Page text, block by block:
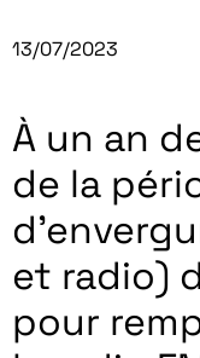
13/07/2023
À un an
de la
et radio)
pour